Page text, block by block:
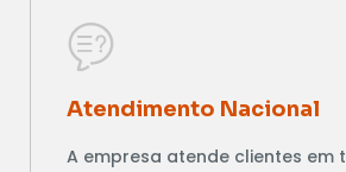
Atendimento Nacional
A empresa atende clientes em